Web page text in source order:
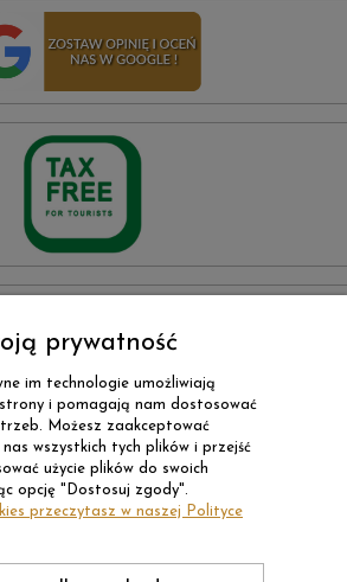
prywatność
im technologie umożliwiają
i pomagają nam dostosować
Możesz zaakceptować
wszystkich tych plików i przejść
użycie plików do swoich
opcję "Dostosuj zgody".
przeczytasz w naszej Polityce